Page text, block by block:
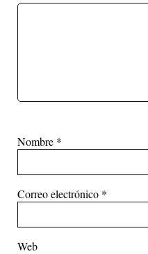
Nombre *
Correo electrónico *
Web